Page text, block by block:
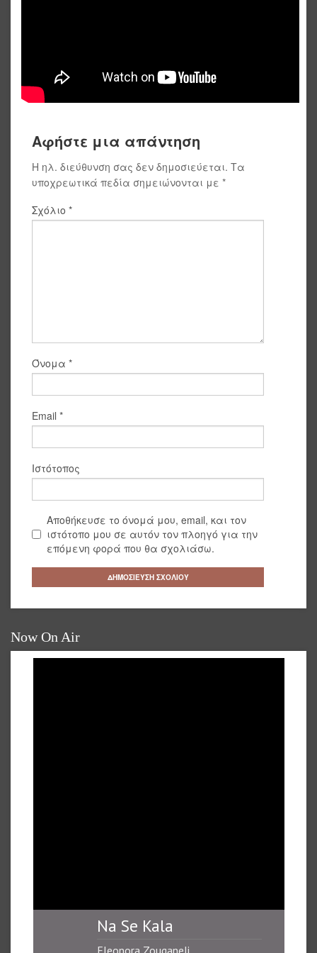
Αφήστε μια απάντηση
Η ηλ. διεύθυνση σας δεν δημοσιεύεται. Τα
υποχρεωτικά πεδία σημειώνονται με *
Σχόλιο *
Όνομα *
Email *
Ιστότοπος
Αποθήκευσε το όνομά μου, email, και τον
ιστότοπο μου σε αυτόν τον πλοηγό για την
επόμενη φορά που θα σχολιάσω.
Now On Air
Na Se Kala